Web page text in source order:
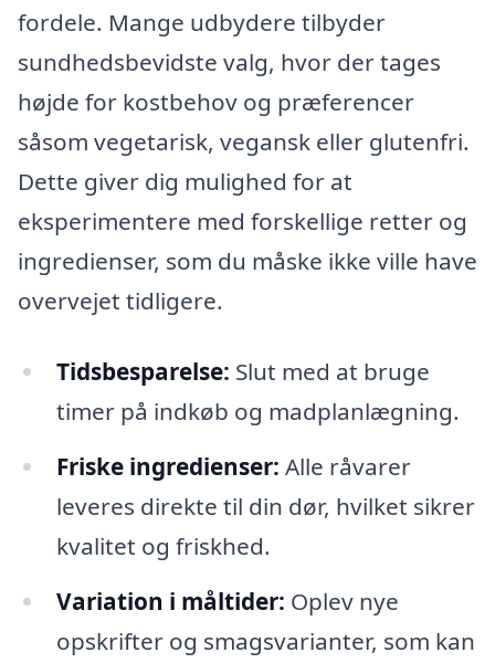
fordele. Mange udbydere tilbyder
sundhedsbevidste valg, hvor der tages
højde for kostbehov og præferencer
såsom vegetarisk, vegansk eller glutenfri.
Dette giver dig mulighed for at
eksperimentere med forskellige retter og
ingredienser, som du måske ikke ville have
overvejet tidligere.
Tidsbesparelse: Slut med at bruge
timer på indkøb og madplanlægning.
Friske ingredienser: Alle råvarer
leveres direkte til din dør, hvilket sikrer
kvalitet og friskhed.
Variation i måltider: Oplev nye
opskrifter og smagsvarianter, som kan